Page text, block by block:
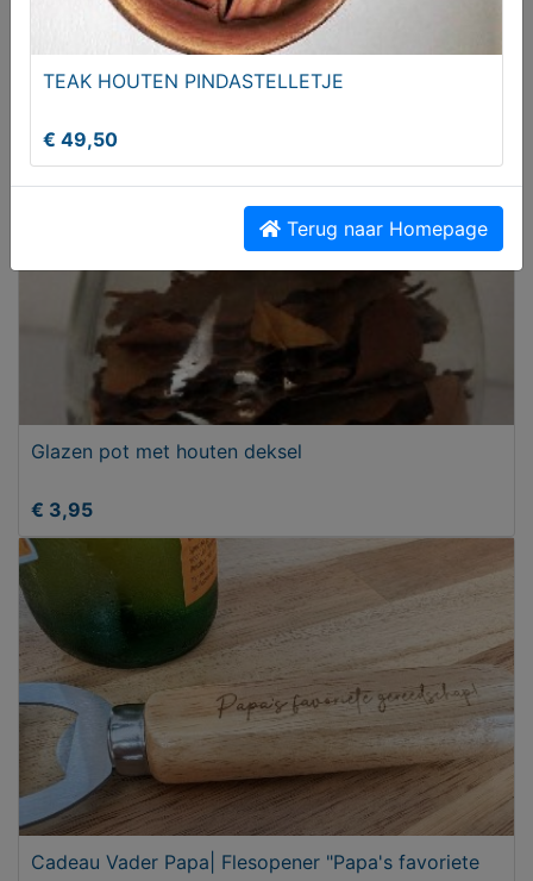
Waterontharder gezocht? Ons alternatief nu al
vanaf € 99,-
Glazen pot met houten deksel
€ 3,95
Cadeau Vader Papa| Flesopener "Papa's favoriete
TEAK HOUTEN PINDASTELLETJE
€ 49,50
Terug naar Homepage